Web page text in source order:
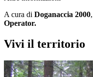
A cura di Doganaccia 2000
Operator.
Vivi il territorio